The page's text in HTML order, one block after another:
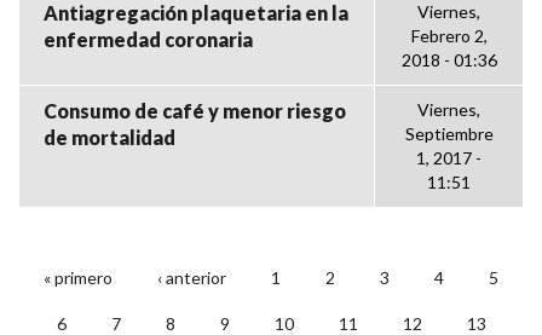
Antiagregación plaquetaria en la
enfermedad coronaria
Viernes,
Febrero 2,
2018 - 01:36
Consumo de café y menor riesgo
de mortalidad
Viernes,
Septiembre
1, 2017 -
11:51
PÁGINAS
« primero ‹ anterior 1 2 3 4 5
6 7 8 9 10 11 12 13